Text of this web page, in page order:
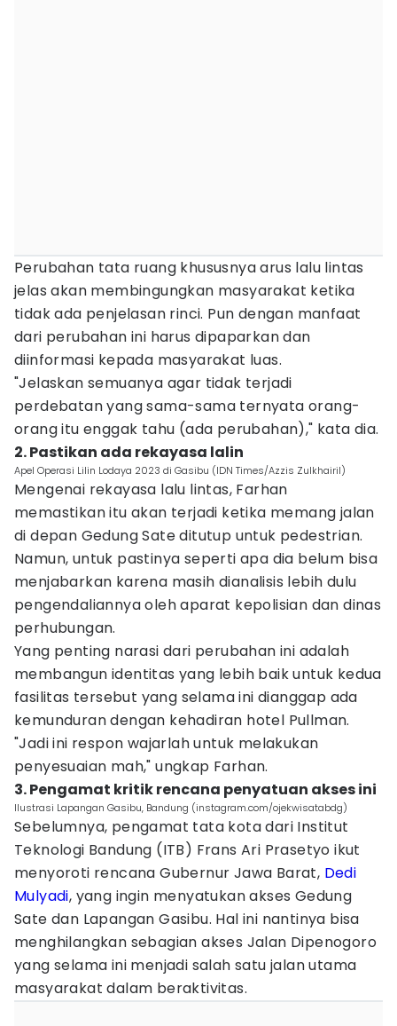
Perubahan tata ruang khususnya arus lalu lintas
jelas akan membingungkan masyarakat ketika
tidak ada penjelasan rinci. Pun dengan manfaat
dari perubahan ini harus dipaparkan dan
diinformasi kepada masyarakat luas.
"Jelaskan semuanya agar tidak terjadi
perdebatan yang sama-sama ternyata orang-
orang itu enggak tahu (ada perubahan)," kata dia.
2. Pastikan ada rekayasa lalin
Apel Operasi Lilin Lodaya 2023 di Gasibu (IDN Times/Azzis Zulkhairil)
Mengenai rekayasa lalu lintas, Farhan
memastikan itu akan terjadi ketika memang jalan
di depan Gedung Sate ditutup untuk pedestrian.
Namun, untuk pastinya seperti apa dia belum bisa
menjabarkan karena masih dianalisis lebih dulu
pengendaliannya oleh aparat kepolisian dan dinas
perhubungan.
Yang penting narasi dari perubahan ini adalah
membangun identitas yang lebih baik untuk kedua
fasilitas tersebut yang selama ini dianggap ada
kemunduran dengan kehadiran hotel Pullman.
"Jadi ini respon wajarlah untuk melakukan
penyesuaian mah," ungkap Farhan.
3. Pengamat kritik rencana penyatuan akses ini
Ilustrasi Lapangan Gasibu, Bandung (instagram.com/ojekwisatabdg)
Sebelumnya, pengamat tata kota dari Institut
Teknologi Bandung (ITB) Frans Ari Prasetyo ikut
menyoroti rencana Gubernur Jawa Barat, Dedi
Mulyadi, yang ingin menyatukan akses Gedung
Sate dan Lapangan Gasibu. Hal ini nantinya bisa
menghilangkan sebagian akses Jalan Dipenogoro
yang selama ini menjadi salah satu jalan utama
masyarakat dalam beraktivitas.